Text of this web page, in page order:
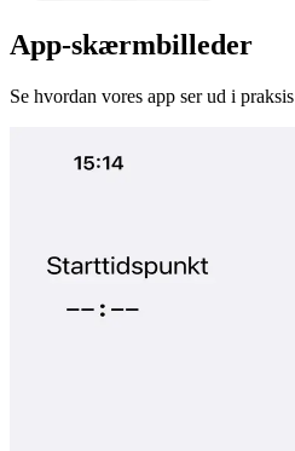
App-skærmbilleder
Se hvordan vores app ser ud i praksis